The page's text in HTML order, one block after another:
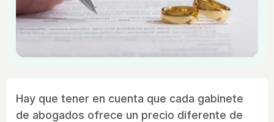
Hay que tener en cuenta que cada gabinete
de abogados ofrece un precio diferente de